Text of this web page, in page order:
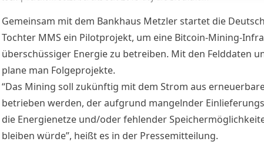
Gemeinsam mit dem Bankhaus Metzler startet die
Tochter MMS ein Pilotprojekt, um eine Bitcoin-Mining-
überschüssiger Energie zu betreiben. Mit den Felddaten
plane man Folgeprojekte.
“Das Mining soll zukünftig mit dem Strom aus
betrieben werden, der aufgrund mangelnder
die Energienetze und/oder fehlender
bleiben würde”, heißt es in der Pressemitteilung.